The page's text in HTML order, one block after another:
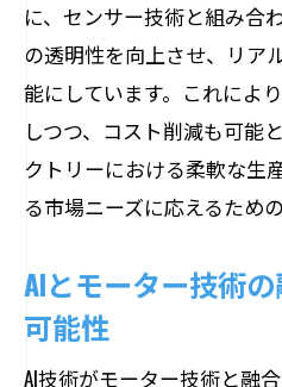
に、センサー技術と組み合
の透明性を向上させ、リア
能にしています。これによ
しつつ、コスト削減も可能
クトリーにおける柔軟な生
る市場ニーズに応えるため
AIとモーター技術
可能性
AI技術がモーター技術と融